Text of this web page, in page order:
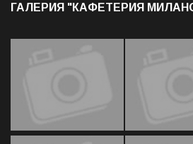
ГАЛЕРИЯ "КАФЕТЕРИЯ